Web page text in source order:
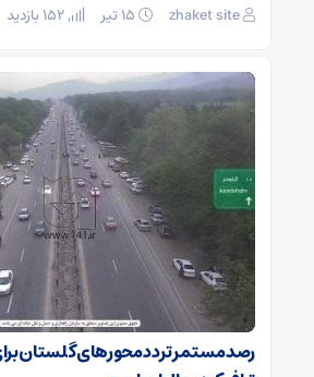
zhaket site
رصد مستمر تردد محورهای گلستان